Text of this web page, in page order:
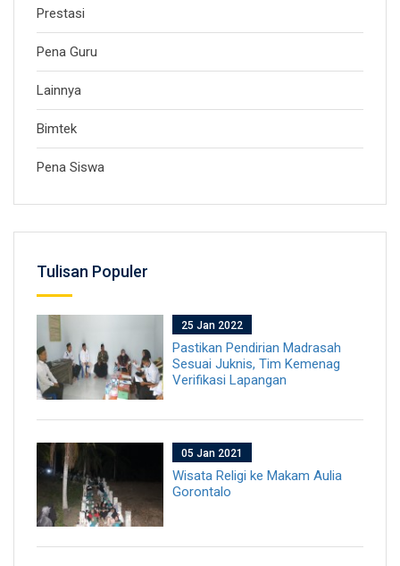
Prestasi
Pena Guru
Lainnya
Bimtek
Pena Siswa
Tulisan Populer
25 Jan 2022
Pastikan Pendirian Madrasah
Sesuai Juknis, Tim Kemenag
Verifikasi Lapangan
05 Jan 2021
Wisata Religi ke Makam Aulia
Gorontalo